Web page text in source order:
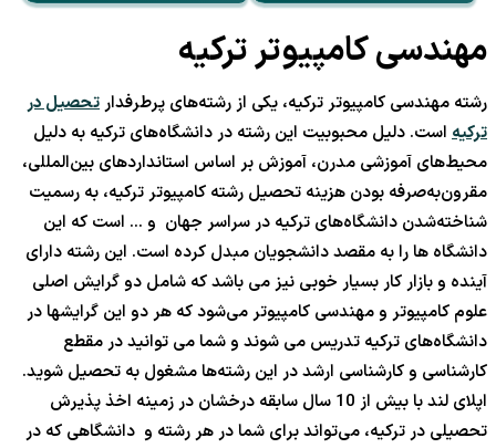
مهندسی کامپیوتر ترکیه
رشته مهندسی کامپیوتر ترکیه، یکی از رشته‌های پرطرفدارتحصیل در
ترکیه است. دلیل محبوبیت این رشته در دانشگاه‌های ترکیه به دلیل
محیط‌‌های آموزشی مدرن، آموزش بر اساس استانداردهای بین‌المللی،
مقرون‌به‌صرفه بودن هزینه تحصیل رشته کامپیوتر ترکیه، به رسمیت
شناخته‌شدن دانشگاه‌های ترکیه در سراسر جهان و … است که این
دانشگاه ها را به مقصد دانشجویان مبدل کرده است. این رشته دارای
آینده و بازار کار بسیار خوبی نیز می باشد که شامل دو گرایش اصلی
علوم کامپیوتر و مهندسی کامپیوتر می‌شود که هر دو این گرایشها در
دانشگاه‌های ترکیه تدریس می شوند و شما می توانید در مقطع
کارشناسی و کارشناسی ارشد در این رشته‌ها مشغول به تحصیل شوید.
اپلای لند با بیش از 10 سال سابقه درخشان در زمینه اخذ پذیرش
تحصیلی در ترکیه، می‌تواند برای شما در هر رشته و دانشگاهی که در